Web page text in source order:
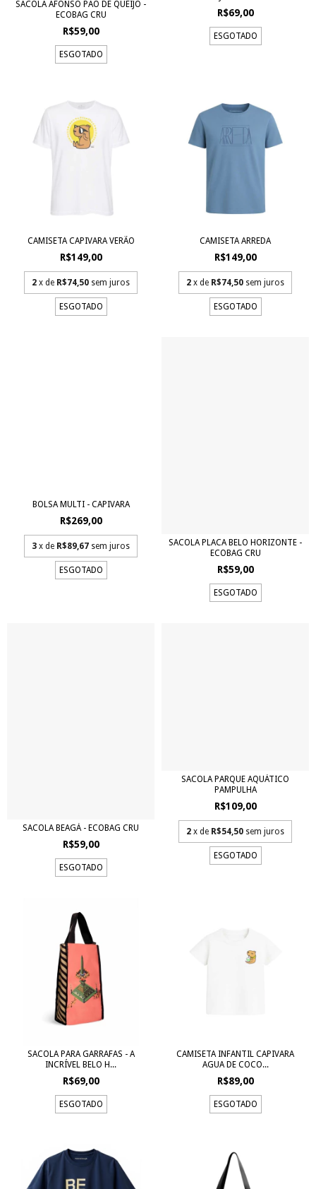
SACOLA AFONSO PÃO DE QUEIJO -
ECOBAG CRU
R$59,00
ESGOTADO
R$69,00
ESGOTADO
CAMISETA CAPIVARA VERÃO
R$149,00
2 x de R$74,50 sem juros
ESGOTADO
CAMISETA ARREDA
R$149,00
2 x de R$74,50 sem juros
ESGOTADO
BOLSA MULTI - CAPIVARA
R$269,00
3 x de R$89,67 sem juros
ESGOTADO
SACOLA PLACA BELO HORIZONTE -
ECOBAG CRU
R$59,00
ESGOTADO
SACOLA BEAGÁ - ECOBAG CRU
R$59,00
ESGOTADO
SACOLA PARQUE AQUÁTICO
PAMPULHA
R$109,00
2 x de R$54,50 sem juros
ESGOTADO
SACOLA PARA GARRAFAS - A
INCRÍVEL BELO H...
R$69,00
ESGOTADO
CAMISETA INFANTIL CAPIVARA
AGUA DE COCO...
R$89,00
ESGOTADO